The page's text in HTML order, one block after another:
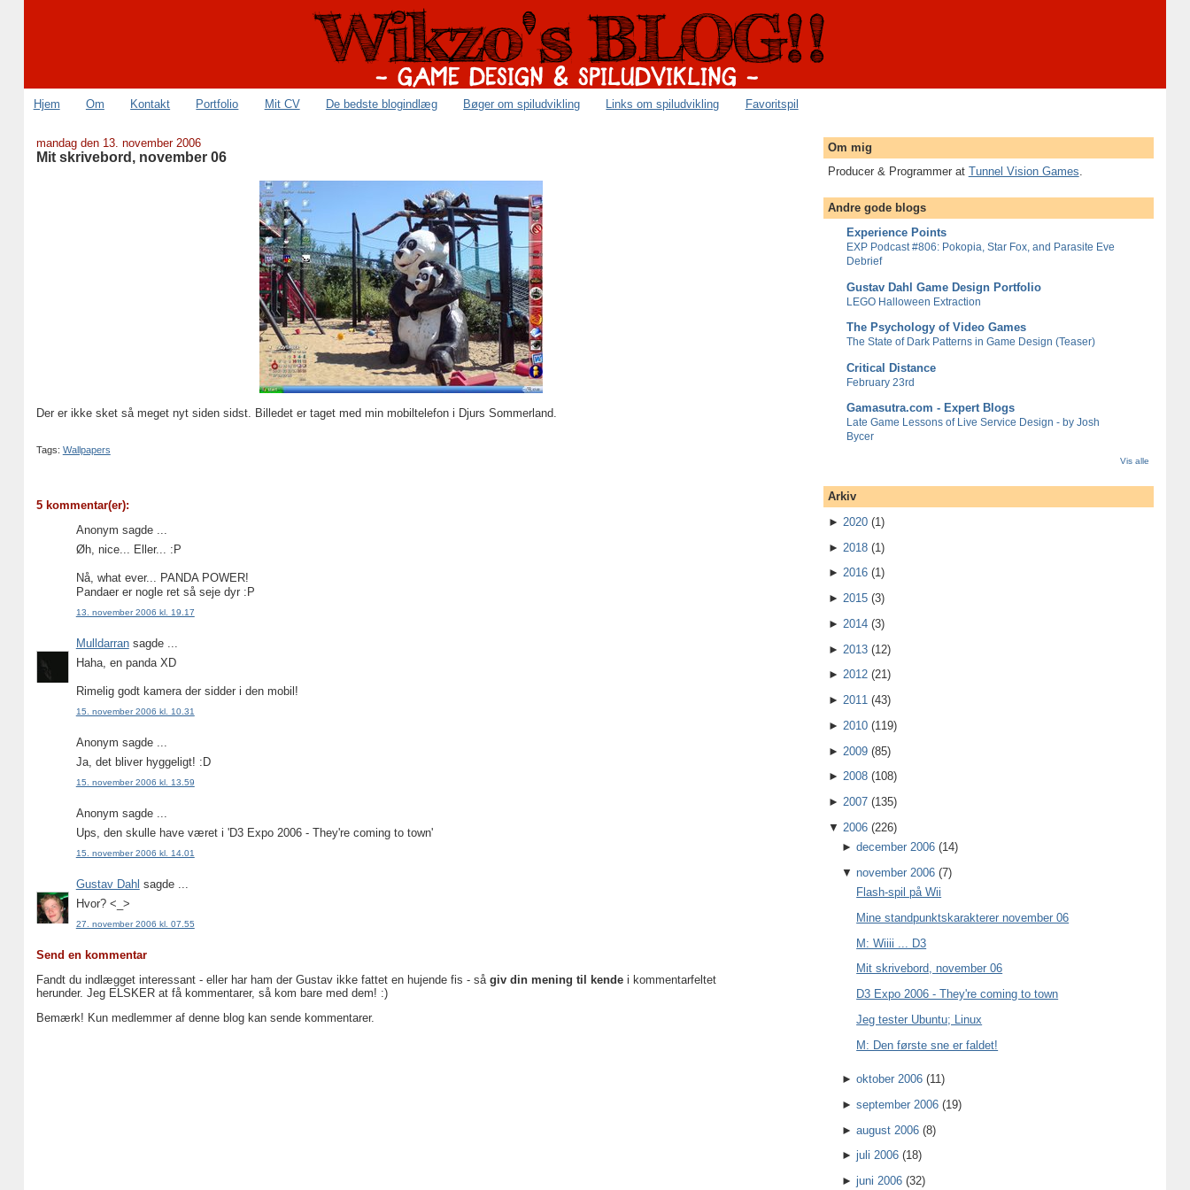
Hjem Om Kontakt Portfolio Mit CV De bedste blogindlæg Bøger om spiludvikling Links om spiludvikling Favoritspil
mandag den 13. november 2006
Mit skrivebord, november 06
Der er ikke sket så meget nyt siden sidst. Billedet er taget med min mobiltelefon i Djurs Sommerland.
Tags: Wallpapers
5 kommentar(er):
Anonym sagde ...
Øh, nice... Eller... :P
Nå, what ever... PANDA POWER!
Pandaer er nogle ret så seje dyr :P
13. november 2006 kl. 19.17
Mulldarransagde ...
Haha, en panda XD
Rimelig godt kamera der sidder i den mobil!
15. november 2006 kl. 10.31
Anonym sagde ...
Ja, det bliver hyggeligt! :D
15. november 2006 kl. 13.59
Anonym sagde ...
Ups, den skulle have været i 'D3 Expo 2006 - They're coming to town'
15. november 2006 kl. 14.01
Gustav Dahl sagde ...
Hvor? <_>
27. november 2006 kl. 07.55
Send en kommentar
Fandt du indlægget interessant - eller har ham der Gustav ikke fattet en hujende fis - så giv din mening til kendei kommentarfeltet
herunder. Jeg ELSKER at få kommentarer, så kom bare med dem! :)
Bemærk! Kun medlemmer af denne blog kan sende kommentarer.
Om mig
Producer & Programmer at Tunnel Vision Games
Andre gode blogs
Experience Points
EXP Podcast #806: Pokopia, Star Fox, and Parasite Eve
Debrief
Gustav Dahl Game Design Portfolio
LEGO Halloween Extraction
The Psychology of Video Games
The State of Dark Patterns in Game Design (Teaser)
Critical Distance
February 23rd
Gamasutra.com - Expert Blogs
Late Game Lessons of Live Service Design - by Josh
Bycer
Vis alle
Arkiv
► 2020 (1)
► 2018 (1)
► 2016 (1)
► 2015 (3)
► 2014 (3)
► 2013 (12)
► 2012 (21)
► 2011 (43)
► 2010 (119)
► 2009 (85)
► 2008 (108)
► 2007 (135)
▼ 2006 (226)
►december 2006 (14)
▼november 2006 (7)
Flash-spil på Wii
Mine standpunktskarakterer november 06
M: Wiiii ... D3
Mit skrivebord, november 06
D3 Expo 2006 - They're coming to town
Jeg tester Ubuntu; Linux
M: Den første sne er faldet!
►oktober 2006 (11)
►september 2006 (19)
►august 2006 (8)
►juli 2006 (18)
►juni 2006 (32)